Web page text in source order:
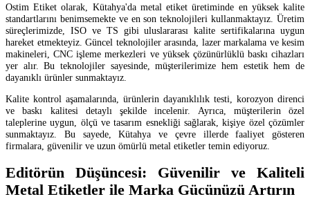
Ostim Etiket olarak, Kütahya'da metal etiket üretiminde en yüksek kalite
standartlarını benimsemekte ve en son teknolojileri kullanmaktayız. Üretim
süreçlerimizde, ISO ve TS gibi uluslararası kalite sertifikalarına uygun
hareket etmekteyiz. Güncel teknolojiler arasında, lazer markalama ve kesim
makineleri, CNC işleme merkezleri ve yüksek çözünürlüklü baskı cihazları
yer alır. Bu teknolojiler sayesinde, müşterilerimize hem estetik hem de
dayanıklı ürünler sunmaktayız.
Kalite kontrol aşamalarında, ürünlerin dayanıklılık testi, korozyon direnci
ve baskı kalitesi detaylı şekilde incelenir. Ayrıca, müşterilerin özel
taleplerine uygun, ölçü ve tasarım esnekliği sağlarak, kişiye özel çözümler
sunmaktayız. Bu sayede, Kütahya ve çevre illerde faaliyet gösteren
firmalara, güvenilir ve uzun ömürlü metal etiketler temin ediyoruz.
Editörün Düşüncesi: Güvenilir ve Kaliteli
Metal Etiketler ile Marka Gücünüzü Artırın